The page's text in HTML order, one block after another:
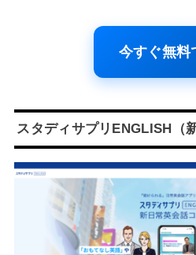
今すぐ無料
スタディサプリENGLISH（